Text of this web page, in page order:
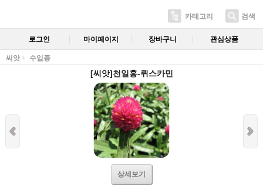
카테고리 검색
로그인 마이페이지 장바구니 관심상품
씨앗 수입종
[씨앗]천일홍-퀴스카민
상세보기